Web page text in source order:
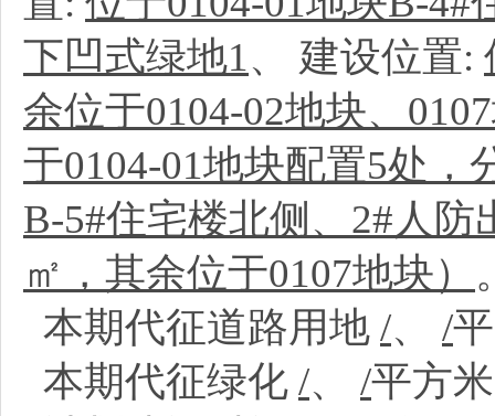
下凹式绿地1、 建设位置:
余位于0104-02地块、
于0104-01地块配置5处，
B-5#住宅楼北侧、2#人
㎡，其余位于0107地块）
本期代征道路用地 /、 /
本期代征绿化 /、 /平方